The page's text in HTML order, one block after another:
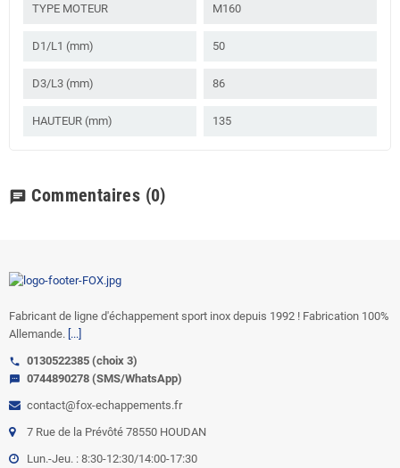
TYPE MOTEUR M160
D1/L1 (mm) 50
D3/L3 (mm) 86
HAUTEUR (mm) 135
chat Commentaires (0)
Fabricant de ligne d'échappement sport inox depuis 1992 ! Fabrication 100%
Allemande. [...]
call 0130522385 (choix 3)
sms
0744890278 (SMS/WhatsApp)
contact@fox-echappements.fr
7 Rue de la Prévôté 78550 HOUDAN
Lun.-Jeu. : 8:30-12:30/14:00-17:30